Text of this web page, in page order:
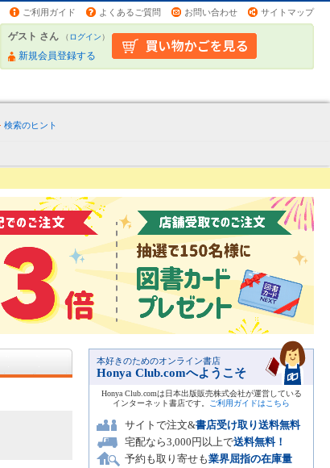
ご利用ガイド よくあるご質問 お問い合わせ サイトマップ
ゲスト さん （ログイン）
新規会員登録する
検索のヒント
本好きのためのオンライン書店
Honya Club.comへようこそ
Honya Club.comは日本出版販売株式会社が運営している
インターネット書店です。
ご利用ガイドはこちら
サイトで注文&書店受け取り送料無料
宅配なら3,000円以上で送料無料！
予約も取り寄せも業界屈指の在庫量